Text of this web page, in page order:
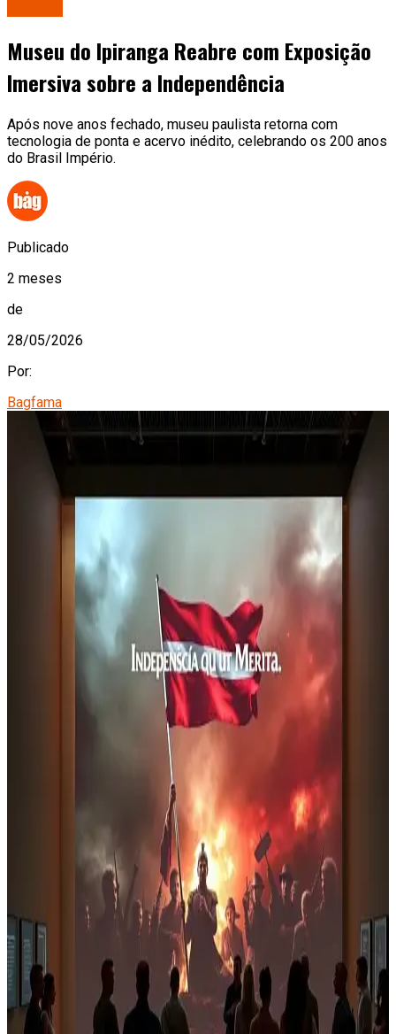
Museu do Ipiranga Reabre com Exposição
Imersiva sobre a Independência
Após nove anos fechado, museu paulista retorna com
tecnologia de ponta e acervo inédito, celebrando os 200 anos
do Brasil Império.
Publicado
2 meses
de
28/05/2026
Por:
Bagfama